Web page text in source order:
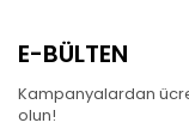
E-BÜLTEN
Kampanyalardan
olun!